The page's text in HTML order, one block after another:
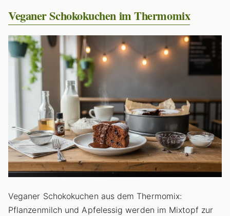
Veganer Schokokuchen im Thermomix
Veganer Schokokuchen aus dem Thermomix:
Pflanzenmilch und Apfelessig werden im Mixtopf zur